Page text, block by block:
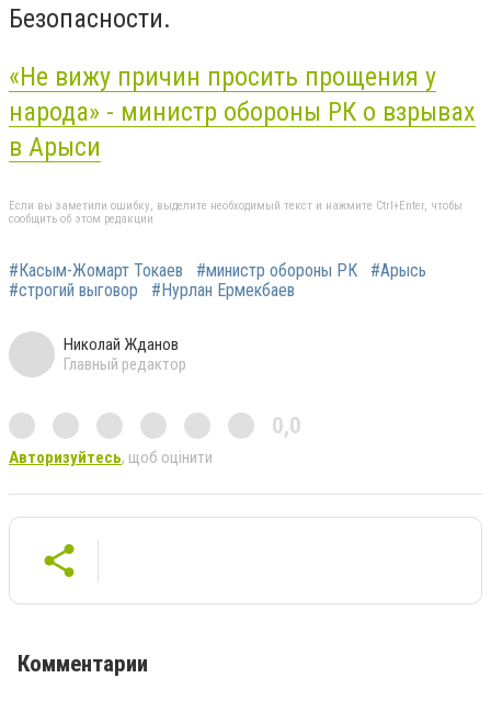
Безопасности.
«Не вижу причин просить прощения у
народа» - министр обороны РК о взрывах
в Арыси
Если вы заметили ошибку, выделите необходимый текст и нажмите Ctrl+Enter, чтобы
сообщить об этом редакции
#Касым-Жомарт Токаев #министр обороны РК
#Арысь
#строгий выговор
#Нурлан Ермекбаев
Николай Жданов
Главный редактор
0,0
Авторизуйтесь, щоб оцінити
Комментарии